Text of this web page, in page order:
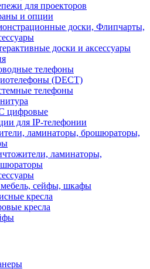
для проекторов
и опции
доски, Флипчарты,
доски и аксессуары
телефоны
(DECT)
телефоны
цифровые
для IP-телефонии
ламинаторы, брошюраторы,
ламинаторы,
сейфы, шкафы
кресла
кресла